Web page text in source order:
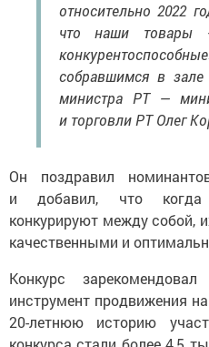
относительно 2022
что наши
собравшимся в зале
министра РТ —
и торговли РТ Олег
Он поздравил
и добавил, что когда
конкурируют между собой,
качественными и
Конкурс
инструмент продвижения
20-летнюю историю